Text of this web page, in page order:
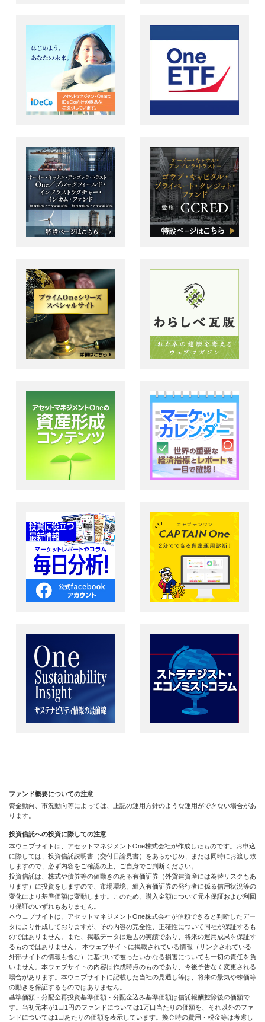
ファンド概要についての注意
資金動向、市況動向等によっては、上記の運用方針のような運用ができない場合があ
ります。
投資信託への投資に際しての注意
本ウェブサイトは、アセットマネジメントOne株式会社が作成したものです。お申込
に際しては、投資信託説明書（交付目論見書）をあらかじめ、または同時にお渡し致
しますので、必ず内容をご確認の上、ご自身でご判断ください。
投資信託は、株式や債券等の値動きのある有価証券（外貨建資産には為替リスクもあ
ります）に投資をしますので、市場環境、組入有価証券の発行者に係る信用状況等の
変化により基準価額は変動します。このため、購入金額について元本保証および利回
り保証のいずれもありません。
本ウェブサイトは、アセットマネジメントOne株式会社が信頼できると判断したデー
タにより作成しておりますが、その内容の完全性、正確性について同社が保証するも
のではありません。また、掲載データは過去の実績であり、将来の運用成果を保証す
るものではありません。 本ウェブサイトに掲載されている情報（リンクされている
外部サイトの情報も含む）に基づいて被ったいかなる損害についても一切の責任を負
いません。本ウェブサイトの内容は作成時点のものであり、今後予告なく変更される
場合があります。本ウェブサイトに記載した当社の見通し等は、将来の景気や株価等
の動きを保証するものではありません。
基準価額・分配金再投資基準価額・分配金込み基準価額は信託報酬控除後の価額で
す。当初元本が1口1円のファンドについては1万口当たりの価額を、それ以外のファ
ンドについては1口あたりの価額を表示しています。換金時の費用・税金等は考慮し